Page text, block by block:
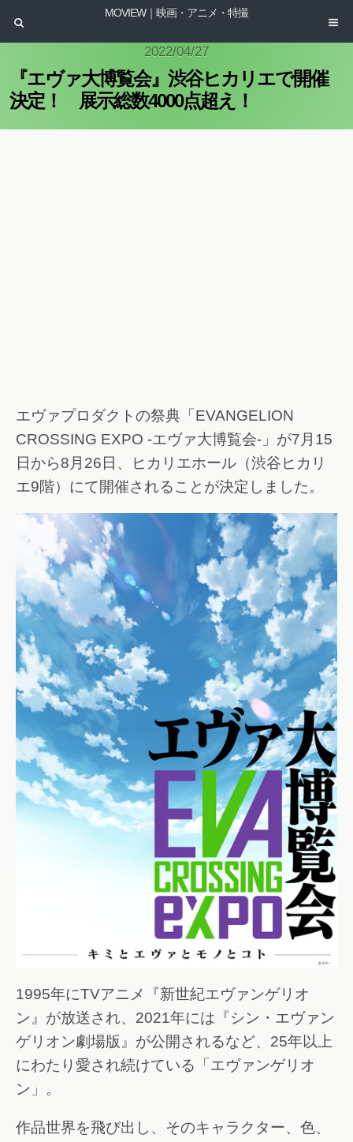
MOVIEW｜映画・アニメ・特撮
2022/04/27
『エヴァ大博覧会』渋谷ヒカリエで開催
決定！ 展示総数4000点超え！
エヴァプロダクトの祭典「EVANGELION
CROSSING EXPO -エヴァ大博覧会-」が7月15
日から8月26日、ヒカリエホール（渋谷ヒカリ
エ9階）にて開催されることが決定しました。
1995年にTVアニメ『新世紀エヴァンゲリオ
ン』が放送され、2021年には『シン・エヴァン
ゲリオン劇場版』が公開されるなど、25年以上
にわたり愛され続けている「エヴァンゲリオ
ン」。
作品世界を飛び出し、そのキャラクター、色、